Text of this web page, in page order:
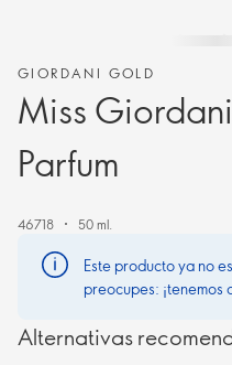
GIORDANI GOLD
Miss
Parfum
46718 50 ml.
Este producto ya no
preocupes:
Alternativas